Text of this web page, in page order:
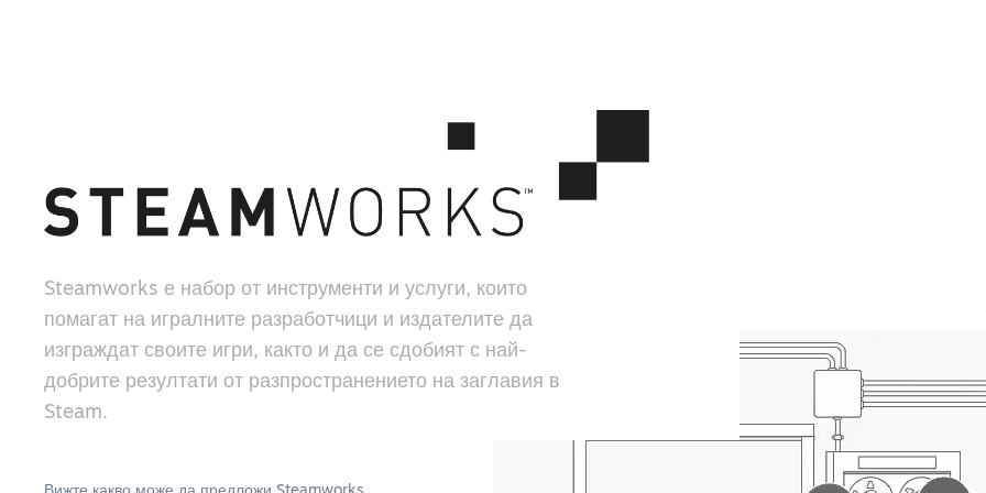
Steamworks е набор от инструменти и услуги, които
помагат на игралните разработчици и издателите да
изграждат своите игри, както и да се сдобият с най-
добрите резултати от разпространението на заглавия в
Steam.
Вижте какво може да предложи Steamworks